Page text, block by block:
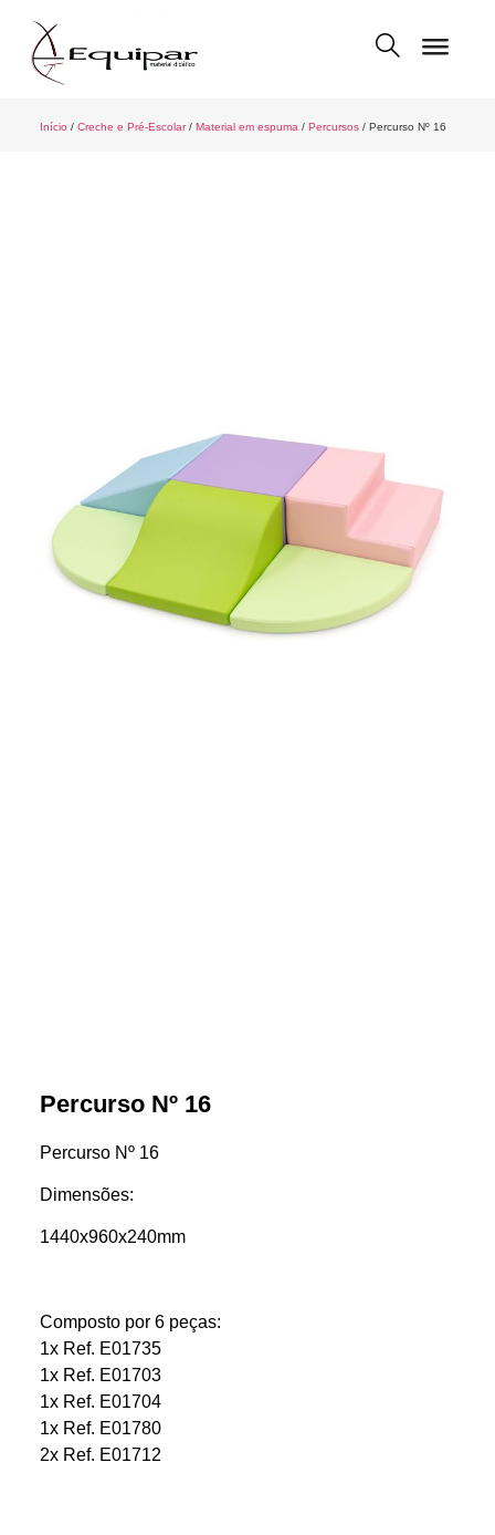
Início / Creche e Pré-Escolar/ Material em espuma / Percursos/ Percurso Nº 16
Percurso Nº 16
Percurso Nº 16
Dimensões:
1440x960x240mm
Composto por 6 peças:
1x Ref. E01735
1x Ref. E01703
1x Ref. E01704
1x Ref. E01780
2x Ref. E01712